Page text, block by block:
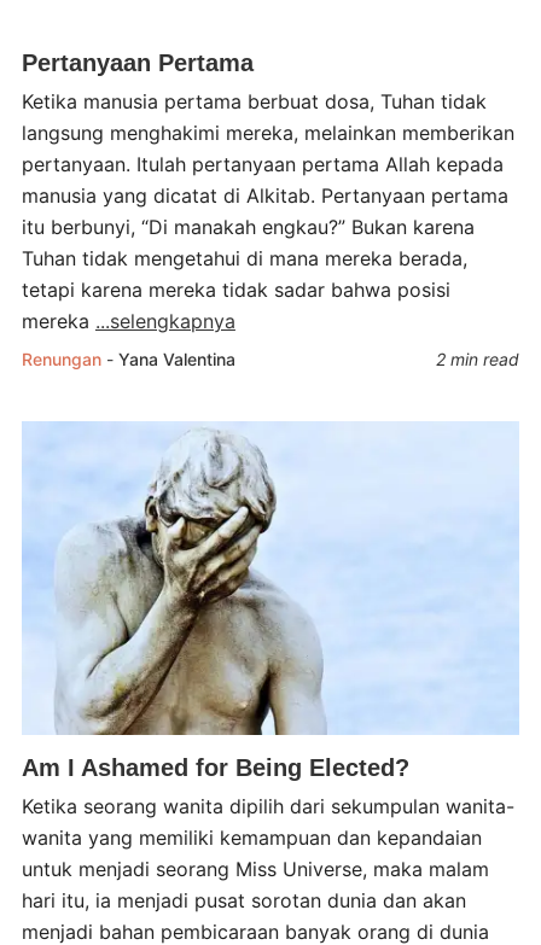
Pertanyaan Pertama
Ketika manusia pertama berbuat dosa, Tuhan tidak
langsung menghakimi mereka, melainkan memberikan
pertanyaan. Itulah pertanyaan pertama Allah kepada
manusia yang dicatat di Alkitab. Pertanyaan pertama
itu berbunyi, “Di manakah engkau?” Bukan karena
Tuhan tidak mengetahui di mana mereka berada,
tetapi karena mereka tidak sadar bahwa posisi
mereka ...selengkapnya
Renungan - Yana Valentina 2 min read
Am I Ashamed for Being Elected?
Ketika seorang wanita dipilih dari sekumpulan wanita-
wanita yang memiliki kemampuan dan kepandaian
untuk menjadi seorang Miss Universe, maka malam
hari itu, ia menjadi pusat sorotan dunia dan akan
menjadi bahan pembicaraan banyak orang di dunia